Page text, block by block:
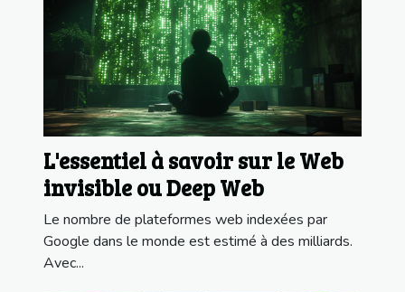
L'essentiel à savoir sur le Web
invisible ou Deep Web
Le nombre de plateformes web indexées par
Google dans le monde est estimé à des milliards.
Avec...